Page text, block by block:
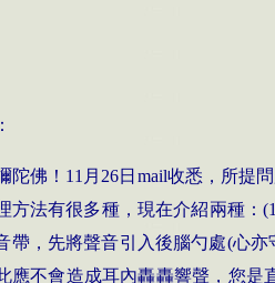
陀佛！ 11 月 26日 mail收悉，所提
方法有很多種，現在介紹兩種：
帶，先將聲音引入後腦勺處(心亦
應不會造成耳內轟轟響聲，您是